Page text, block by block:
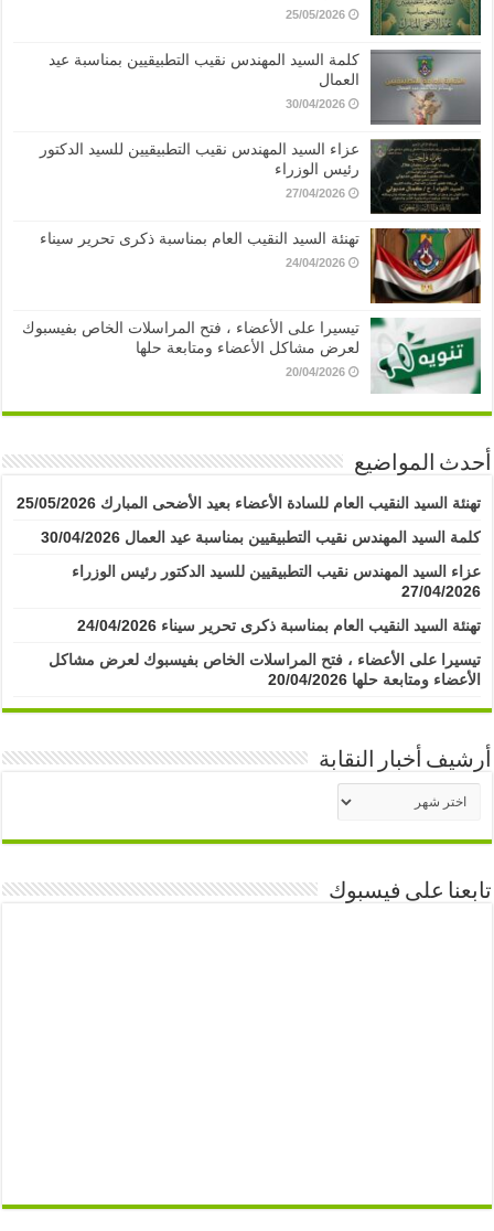
25/05/2026
كلمة السيد المهندس نقيب التطبيقيين بمناسبة عيد
العمال
30/04/2026
عزاء السيد المهندس نقيب التطبيقيين للسيد الدكتور
رئيس الوزراء
27/04/2026
تهنئة السيد النقيب العام بمناسبة ذكرى تحرير سيناء
24/04/2026
تيسيرا على الأعضاء ، فتح المراسلات الخاص بفيسبوك
لعرض مشاكل الأعضاء ومتابعة حلها
20/04/2026
أحدث المواضيع
تهنئة السيد النقيب العام للسادة الأعضاء بعيد الأضحى المبارك 25/05/2026
كلمة السيد المهندس نقيب التطبيقيين بمناسبة عيد العمال 30/04/2026
عزاء السيد المهندس نقيب التطبيقيين للسيد الدكتور رئيس الوزراء
27/04/2026
تهنئة السيد النقيب العام بمناسبة ذكرى تحرير سيناء 24/04/2026
تيسيرا على الأعضاء ، فتح المراسلات الخاص بفيسبوك لعرض مشاكل
الأعضاء ومتابعة حلها 20/04/2026
أرشيف أخبار النقابة
أخبار
تابعنا على فيسبوك